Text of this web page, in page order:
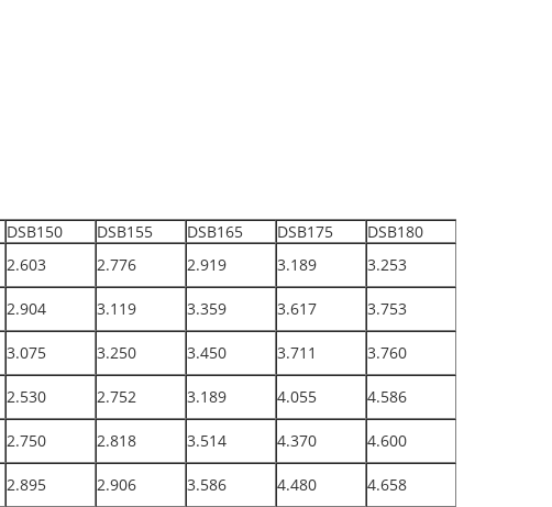
DSB150 DSB155 DSB165 DSB175
DSB180
2.603 2.776 2.919 3.189
3.253
2.904 3.119 3.359 3.617
3.753
3.075 3.250 3.450 3.711 3.760
2.530 2.752 3.189 4.055
4.586
2.750 2.818 3.514 4.370
4.600
2.895 2.906 3.586 4.480 4.658